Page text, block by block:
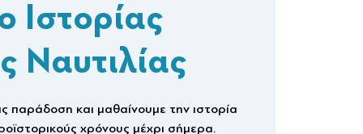
Ιστορίας
Ναυτιλίας
παράδοση και μαθαίνουμε την ιστορία
χρόνους μέχρι σήμερα.